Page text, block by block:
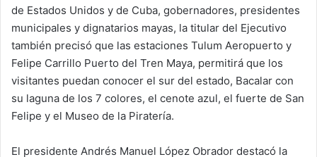
de Estados Unidos y de Cuba, gobernadores, presidentes
municipales y dignatarios mayas, la titular del Ejecutivo
también precisó que las estaciones Tulum Aeropuerto y
Felipe Carrillo Puerto del Tren Maya, permitirá que los
visitantes puedan conocer el sur del estado, Bacalar con
su laguna de los 7 colores, el cenote azul, el fuerte de San
Felipe y el Museo de la Piratería.
El presidente Andrés Manuel López Obrador destacó la